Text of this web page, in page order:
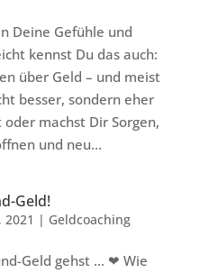
Deine Gefühle und
kennst Du das auch:
über Geld – und meist
besser, sondern eher
machst Dir Sorgen,
und neu...
Geld!
2021 | Geldcoaching
Geld gehst … ❤ Wie